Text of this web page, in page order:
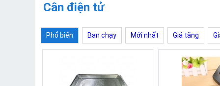
Cân điện tử
Phổ biến Ban chạy Mới nhất Giá tăng